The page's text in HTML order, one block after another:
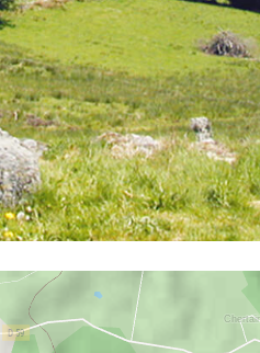
Schleife mit dem